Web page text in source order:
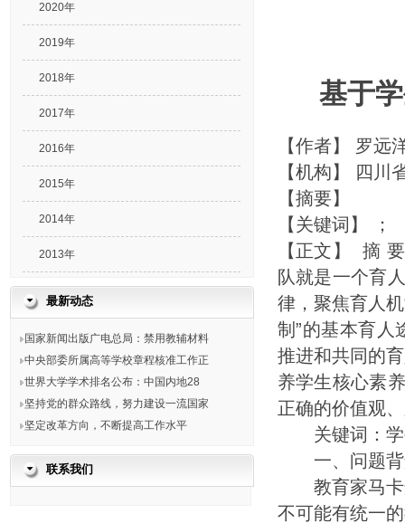
2020年
2019年
2018年
2017年
2016年
2015年
2014年
2013年
最新动态
国家新闻出版广电总局：禁用教辅材料
中央部委所属高等学校章程核准工作正
世界大学学术排名公布：中国内地28
坚持党的群众路线，努力建设一流国家
坚定改革方向，不断提高工作水平
联系我们
基于
【作者】 罗远
【机构】
四川
【摘要】
【关键词】
；
【正文】 摘
队就是一个育
律，聚焦育人
制”的基本育人
推进和共同的
养学生核心素
正确的价值观
关键词：学
一、问题背
教育家马卡
不可能有统一